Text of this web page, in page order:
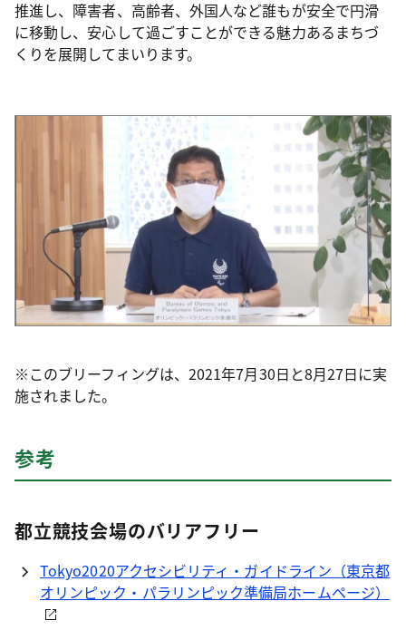
推進し、障害者、高齢者、外国人など誰もが安全で円滑
に移動し、安心して過ごすことができる魅力あるまちづ
くりを展開してまいります。
※このブリーフィングは、2021年7月30日と8月27日に実
施されました。
参考
都立競技会場のバリアフリー
Tokyo2020アクセシビリティ・ガイドライン（東京都
オリンピック・パラリンピック準備局ホームページ）